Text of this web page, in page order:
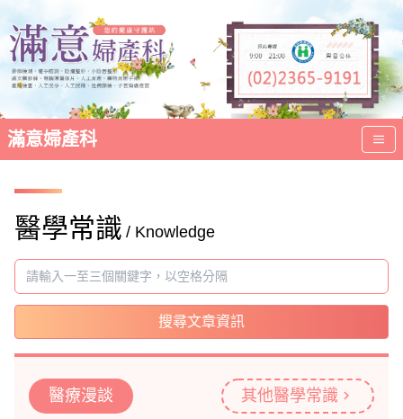
滿意婦產科
醫學常識 / Knowledge
搜尋文章資訊
醫療漫談 其他醫學常識 chevron_right